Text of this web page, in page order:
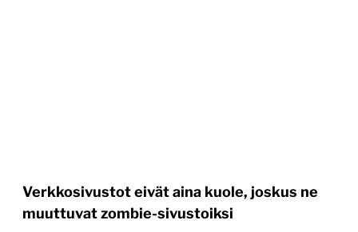
Verkkosivustot eivät aina kuole, joskus ne
muuttuvat zombie-sivustoiksi